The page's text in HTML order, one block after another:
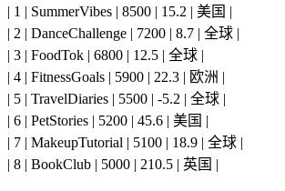
| 1 | SummerVibes | 8500 | 15.2 | 美国 |
| 2 | DanceChallenge | 7200 | 8.7 | 全球 |
| 3 | FoodTok | 6800 | 12.5 | 全球 |
| 4 | FitnessGoals | 5900 | 22.3 | 欧洲 |
| 5 | TravelDiaries | 5500 | -5.2 | 全球 |
| 6 | PetStories | 5200 | 45.6 | 美国 |
| 7 | MakeupTutorial | 5100 | 18.9 | 全球 |
| 8 | BookClub | 5000 | 210.5 | 英国 |